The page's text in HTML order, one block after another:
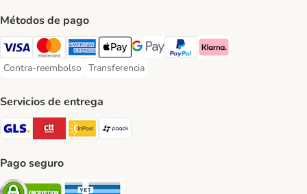
Métodos de pago
Visa Payment Method
Mastercard Payment Method
American Express Payment Method
Apple Pay Payment Method
Google Pay Payment Method
PayPal Payment Method
Klarna Payment Method
Contra-reembolso
Contra-reembolso Payment Method
Transferencia
Transferencia Payment Method
Servicios de entrega
GLS Shipping Method
CTTExpress Shipping Method
InPost Shipping Method
Pago seguro
Security